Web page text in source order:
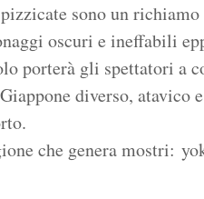
sono un
oscuri e ineffabili
porterà gli spettatori a
diverso, atavico
che genera mostri: